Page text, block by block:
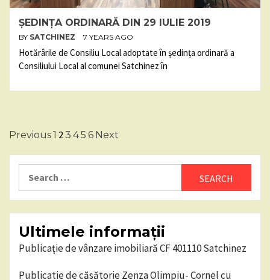
ȘEDINȚA ORDINARĂ DIN 29 IULIE 2019
BY SATCHINEZ 7 YEARS AGO
Hotărârile de Consiliu Local adoptate în ședința ordinară a
Consiliului Local al comunei Satchinez în
Posts
pagination
Previous1 23 45 6 Next
Ultimele informații
Publicație de vânzare imobiliară CF 401110 Satchinez
Publicatie de căsătorie Zenza Olimpiu- Cornel cu